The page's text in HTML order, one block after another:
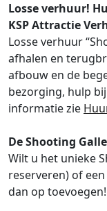
Losse verhuur!
KSP Attractie
Losse verhuur
afhalen en
afbouw en de
bezorging, hulp
informatie zie
De Shooting
Wilt u het unieke
reserveren) of
dan op toevoegen!